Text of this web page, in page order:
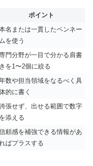
ポイント
名または一貫したペンネー
ムを使う
門分野が一目で分かる肩書
きを1〜2個に絞る
数や担当領域をなるべく具
的に書く
張せず、出せる範囲で数字
を添える
頼感を補強できる情報があ
ばプラスする